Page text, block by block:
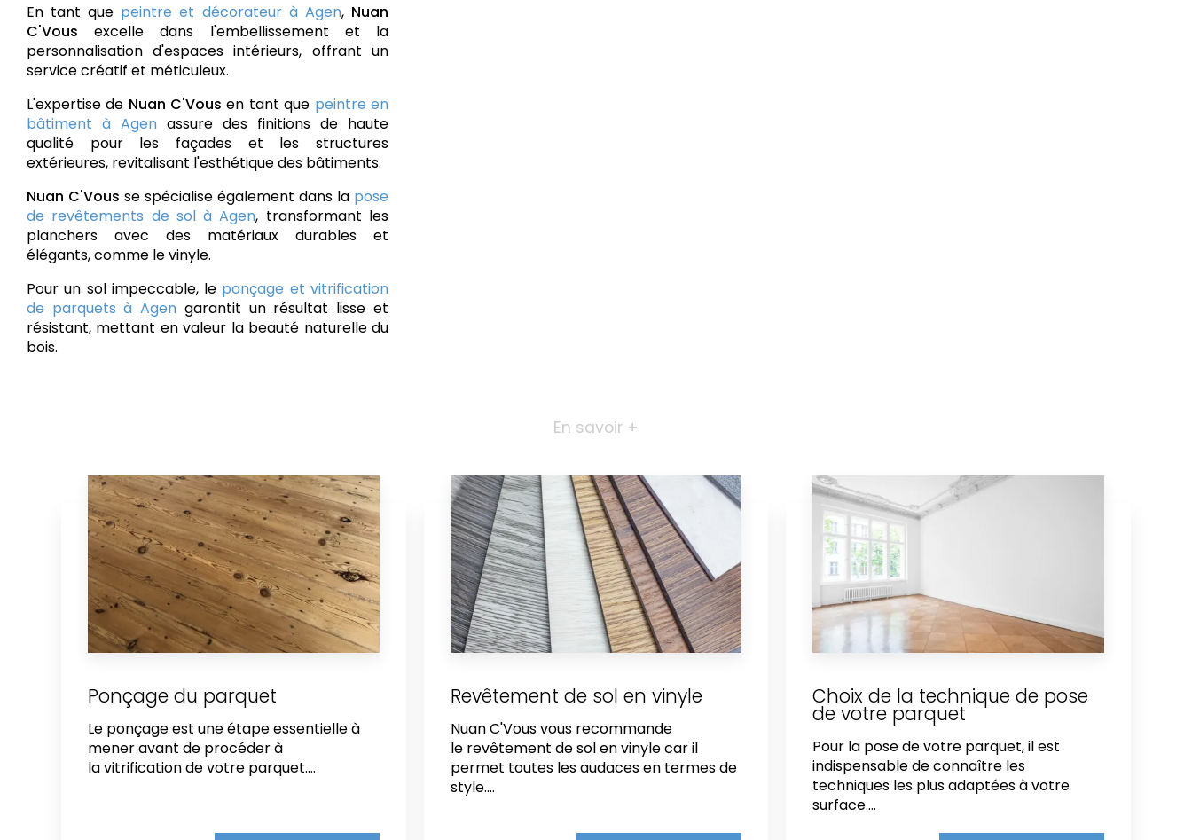
En tant que peintre et décorateur à Agen, Nuan
C'Vous excelle dans l'embellissement et la
personnalisation d'espaces intérieurs, offrant un
service créatif et méticuleux.
L'expertise de Nuan C'Vous en tant que peintre en
bâtiment à Agen assure des finitions de haute
qualité pour les façades et les structures
extérieures, revitalisant l'esthétique des bâtiments.
Nuan C'Vous se spécialise également dans la pose
de revêtements de sol à Agen, transformant les
planchers avec des matériaux durables et
élégants, comme le vinyle.
Pour un sol impeccable, le ponçage et vitrification
de parquets à Agen garantit un résultat lisse et
résistant, mettant en valeur la beauté naturelle du
bois.
En savoir +
Ponçage du parquet
Le ponçage est une étape essentielle à
mener avant de procéder à
la vitrification de votre parquet....
Revêtement de sol en vinyle
Nuan C'Vous vous recommande
le revêtement de sol en vinyle car il
permet toutes les audaces en termes de
style....
Choix de la technique de pose
de votre parquet
Pour la pose de votre parquet, il est
indispensable de connaître les
techniques les plus adaptées à votre
surface....